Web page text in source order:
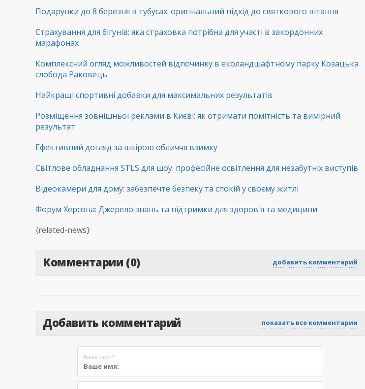
Подарунки до 8 березня в тубусах: оригінальний підхід до святкового вітання
Страхування для бігунів: яка страховка потрібна для участі в закордонних
марафонах
Комплексний огляд можливостей відпочинку в еколандшафтному парку Козацька
слобода Раковець
Найкращі спортивні добавки для максимальних результатів
Розміщення зовнішньої реклами в Києві: як отримати помітність та вимірний
результат
Ефективний догляд за шкірою обличчя взимку
Світлове обладнання STLS для шоу: професійне освітлення для незабутніх виступів
Відеокамери для дому: забезпечте безпеку та спокій у своєму житлі
Форум Херсона: Джерело знань та підтримки для здоров'я та медицини
{related-news}
Комментарии (0) добавить комментарий
Добавить комментарий показать все комментарии
Ваше имя: *